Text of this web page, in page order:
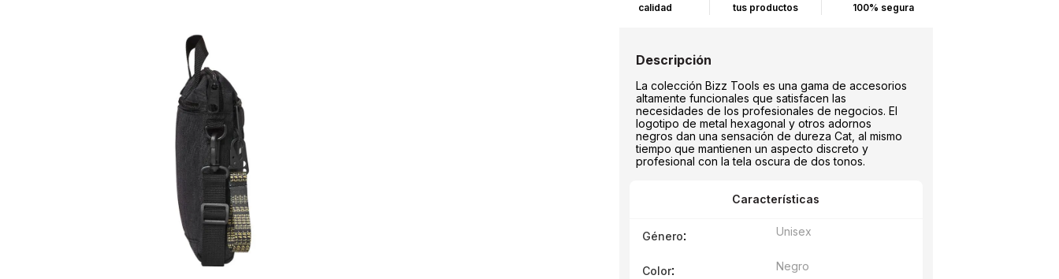
calidad
tus productos
100% segura
La colección Bizz Tools es una gama de accesorios
altamente funcionales que satisfacen las
necesidades de los profesionales de negocios. El
logotipo de metal hexagonal y otros adornos
negros dan una sensación de dureza Cat, al mismo
tiempo que mantienen un aspecto discreto y
profesional con la tela oscura de dos tonos.
Características
Género: Unisex
Color: Negro